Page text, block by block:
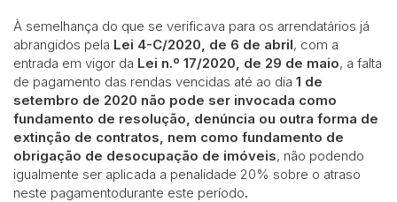
À semelhança do que se verificava para os arrendatários já
abrangidos pela Lei 4-C/2020, de 6 de abril, com a
entrada em vigor da Lei n.º 17/2020, de 29 de maio, a falta
de pagamento das rendas vencidas até ao dia 1 de
setembro de 2020 não pode ser invocada como
fundamento de resolução, denúncia ou outra forma de
extinção de contratos, nem como fundamento de
obrigação de desocupação de imóveis, não podendo
igualmente ser aplicada a penalidade 20% sobre o atraso
neste pagamentodurante este período.